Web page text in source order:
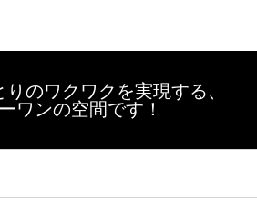
のワクワクを実現する、
ワンの空間です！